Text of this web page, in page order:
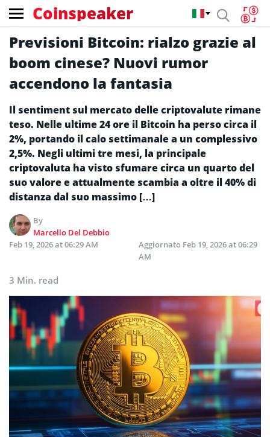
Coinspeaker
Previsioni Bitcoin: rialzo grazie al
boom cinese? Nuovi rumor
accendono la fantasia
Il sentiment sul mercato delle criptovalute rimane
teso. Nelle ultime 24 ore il Bitcoin ha perso circa il
2%, portando il calo settimanale a un complessivo
2,5%. Negli ultimi tre mesi, la principale
criptovaluta ha visto sfumare circa un quarto del
suo valore e attualmente scambia a oltre il 40% di
distanza dal suo massimo […]
By
Marcello Del Debbio
Feb 19, 2026 at 06:29 AM
Aggiornato Feb 19, 2026 at 06:29
AM
3 Min. read